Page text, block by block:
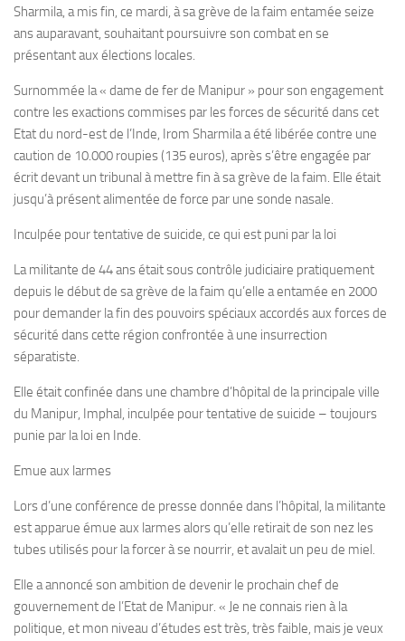
Sharmila, a mis fin, ce mardi, à sa grève de la faim entamée seize
ans auparavant, souhaitant poursuivre son combat en se
présentant aux élections locales.
Surnommée la « dame de fer de Manipur » pour son engagement
contre les exactions commises par les forces de sécurité dans cet
Etat du nord-est de l’Inde, Irom Sharmila a été libérée contre une
caution de 10.000 roupies (135 euros), après s’être engagée par
écrit devant un tribunal à mettre fin à sa grève de la faim. Elle était
jusqu’à présent alimentée de force par une sonde nasale.
Inculpée pour tentative de suicide, ce qui est puni par la loi
La militante de 44 ans était sous contrôle judiciaire pratiquement
depuis le début de sa grève de la faim qu’elle a entamée en 2000
pour demander la fin des pouvoirs spéciaux accordés aux forces de
sécurité dans cette région confrontée à une insurrection
séparatiste.
Elle était confinée dans une chambre d’hôpital de la principale ville
du Manipur, Imphal, inculpée pour tentative de suicide – toujours
punie par la loi en Inde.
Emue aux larmes
Lors d’une conférence de presse donnée dans l’hôpital, la militante
est apparue émue aux larmes alors qu’elle retirait de son nez les
tubes utilisés pour la forcer à se nourrir, et avalait un peu de miel.
Elle a annoncé son ambition de devenir le prochain chef de
gouvernement de l’Etat de Manipur. « Je ne connais rien à la
politique, et mon niveau d’études est très, très faible, mais je veux